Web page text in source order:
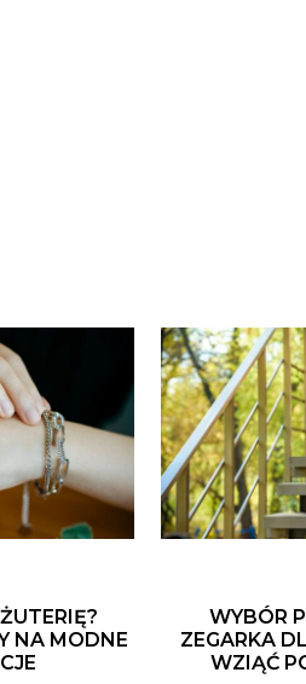
NA MODNE
WYBÓR
ZEGARKA
WZIĄĆ